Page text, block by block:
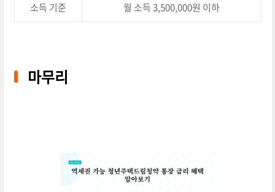
소득 기준
월 소득 3,500,000원 이하
마무리